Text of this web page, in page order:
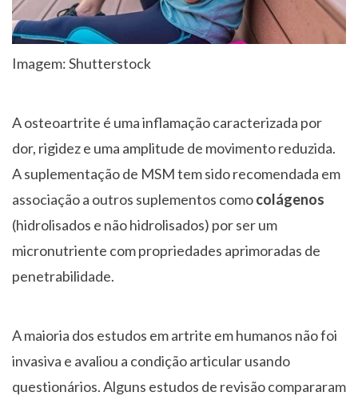
Imagem: Shutterstock
A osteoartrite é uma inflamação caracterizada por
dor, rigidez e uma amplitude de movimento reduzida.
A suplementação de MSM tem sido recomendada em
associação a outros suplementos comocolágenos
(hidrolisados e não hidrolisados) por ser um
micronutriente com propriedades aprimoradas de
penetrabilidade.
A maioria dos estudos em artrite em humanos não foi
invasiva e avaliou a condição articular usando
questionários. Alguns estudos de revisão compararam